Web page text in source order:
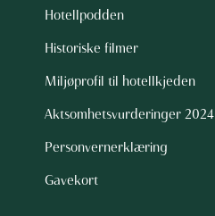
Hotellpodden
Historiske filmer
Miljøprofil til hotellkjeden
Aktsomhetsvurderinger 2024
Personvernerklæring
Gavekort